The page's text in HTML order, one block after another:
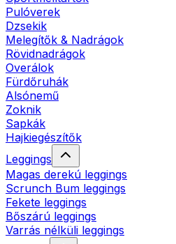
Pulóverek
Dzsekik
Melegítők & Nadrágok
Rövidnadrágok
Overálok
Fürdőruhák
Alsónemű
Zoknik
Sapkák
Hajkiegészítők
Leggings
Magas derekú leggings
Scrunch Bum leggings
Fekete leggings
Bőszárú leggings
Varrás nélküli leggings